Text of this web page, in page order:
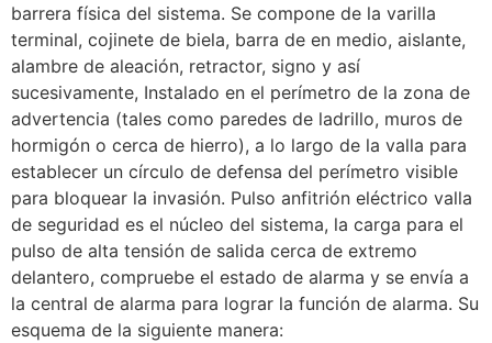
barrera física del sistema. Se compone de la varilla
terminal, cojinete de biela, barra de en medio, aislante,
alambre de aleación, retractor, signo y así
sucesivamente, Instalado en el perímetro de la zona de
advertencia (tales como paredes de ladrillo, muros de
hormigón o cerca de hierro), a lo largo de la valla para
establecer un círculo de defensa del perímetro visible
para bloquear la invasión. Pulso anfitrión eléctrico valla
de seguridad es el núcleo del sistema, la carga para el
pulso de alta tensión de salida cerca de extremo
delantero, compruebe el estado de alarma y se envía a
la central de alarma para lograr la función de alarma. Su
esquema de la siguiente manera: